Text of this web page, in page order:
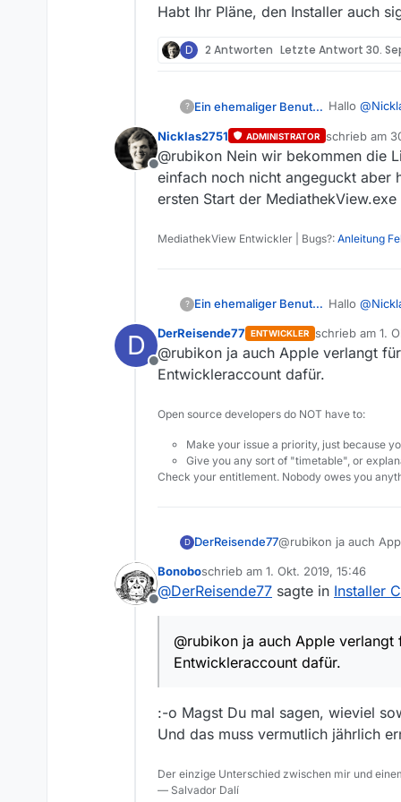
Habt Ihr Pläne, den Installer auch
D 2 Antworten Letzte Antwort 30.
? Ein ehemaliger Benutzer Hallo @
zunächst
(natürlich
Was mir
Windos
und grüßt
Durch Klick
Zum
Mit einem
mit einer
könnteman
Allerdings
M$ möchte
und ich
Ich fasse
Der Installer
Offline
Nicklas2751 ADMINISTRATOR schrieb am
zuletzt
@rubikon Nein wir bekommen die
einfach noch nicht angeguckt aber
ersten Start der
MediathekView Entwickler | Bugs?: Anleitung
? Ein ehemaliger Benutzer Hallo @
zunächst
(natürlich
Durch Klick
Alles gut.
Zum einen
mit einer
und ich
Ich fasse
Habt Ihr
D
Offline
DerReisende77 ENTWICKLER schrieb am 1.
zuletzt editiert
@rubikon ja auch Apple verlangt
Entwickleraccount dafür.
Open source developers do NOT have to:
Make your issue a priority, just because
Give you any sort of "timetable", or
Check your entitlement. Nobody owes you
D DerReisende77@rubikon ja auch
Offline
Bonoboschrieb am 1. Okt. 2019, 15:46
zuletzt editiert von
@DerReisende77 sagte in Installer
@rubikon ja auch Apple
Entwickleraccount dafür.
:-o Magst Du mal sagen, wieviel
Und das muss vermutlich jährlich
Der einzige Unterschied zwischen mir und
— Salvador Dalí